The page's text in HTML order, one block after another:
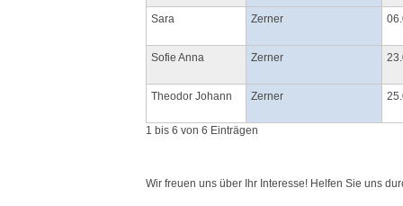
Sara Zerner
Sofie Anna Zerner
Theodor Johann Zerner
1 bis 6 von 6 Einträgen
Wir freuen uns über Ihr Interesse! Helfen Sie uns